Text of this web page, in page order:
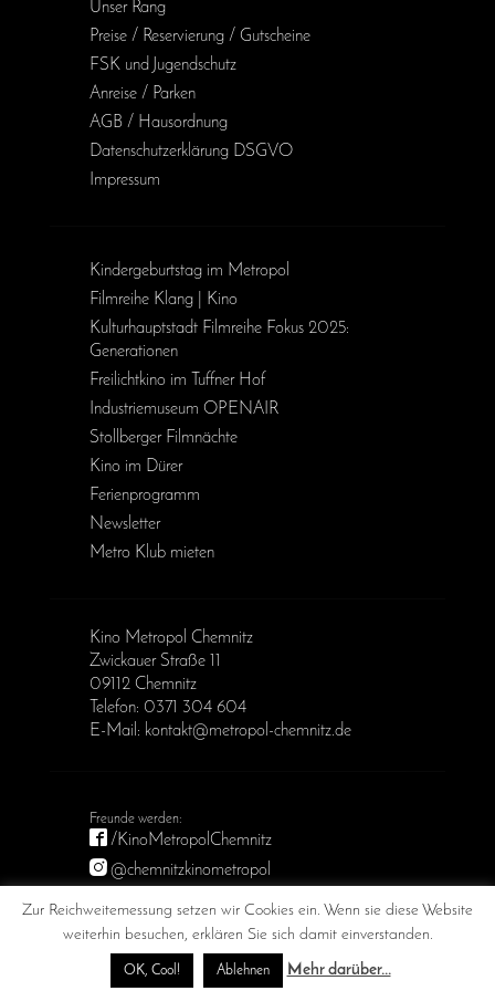
Unser Rang
Preise / Reservierung / Gutscheine
FSK und Jugendschutz
Anreise / Parken
AGB / Haus­ordnung
Daten­schutz­erklärung DSGVO
Impressum
Kinder­geburts­tag im Metropol
Filmreihe Klang | Kino
Kulturhauptstadt Filmreihe Fokus 2025:
Generationen
Freilichtkino im Tuffner Hof
Industriemuseum OPENAIR
Stollberger Filmnächte
Kino im Dürer
Ferienprogramm
Newsletter
Metro Klub mieten
Kino Metropol Chemnitz
Zwickauer Straße 11
09112 Chemnitz
Telefon: 0371 304 604
E-Mail: kontakt@metropol-chemnitz.de
/KinoMetropolChemnitz
@chemnitzkinometropol
Zur Reichweitemessung setzen wir Cookies ein. Wenn sie diese Website
weiterhin besuchen, erklären Sie sich damit einverstanden.
OK, Cool! Ablehnen Mehr darüber...